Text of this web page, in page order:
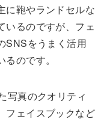
に鞄やランドセルな
いるのですが、フェ
SNSをうまく活用
のです。
写真のクオリティ
フェイスブックなど